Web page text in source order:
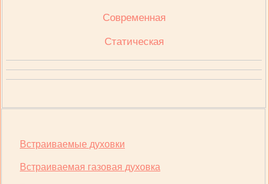
Современная
Статическая
Встраиваемые духовки
Встраиваемая газовая духовка